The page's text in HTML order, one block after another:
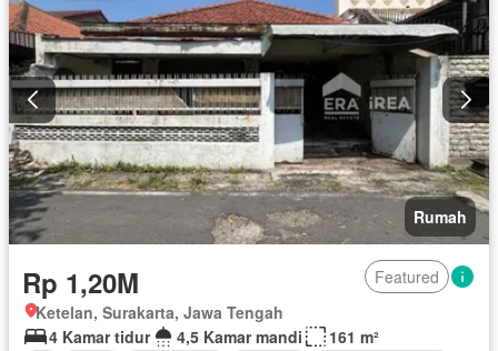
Rumah
Rp 1,20M
Featured
Ketelan, Surakarta, Jawa Tengah
4 Kamar tidur
4,5 Kamar mandi
161 m²